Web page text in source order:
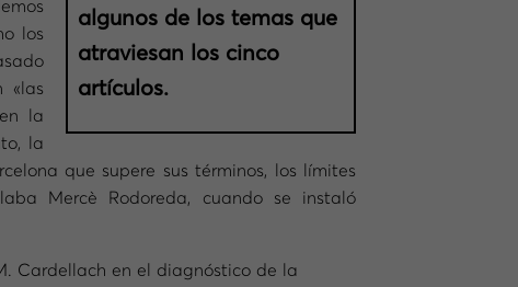
algunos de los temas que
atraviesan los cinco
artículos.
los
«las
la
la
que supere sus términos, los límites
Mercè Rodoreda, cuando se instaló
Cardellach en el diagnóstico de la